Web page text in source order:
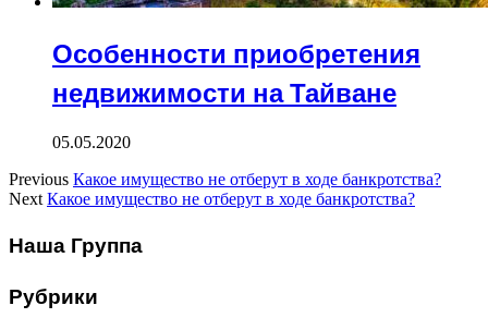
Особенности приобретения
недвижимости на Тайване
05.05.2020
Previous Какое имущество не отберут в ходе банкротства?
NextКакое имущество не отберут в ходе банкротства?
Наша Группа
Рубрики